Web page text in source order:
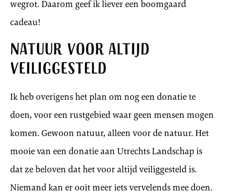
wegrot. Daarom geef ik liever een boomgaard
cadeau!
Natuur voor altijd
veiliggesteld
Ik heb overigens het plan om nog een donatie te
doen, voor een rustgebied waar geen mensen mogen
komen. Gewoon natuur, alleen voor de natuur. Het
mooie van een donatie aan Utrechts Landschap is
dat ze beloven dat het voor altijd veiliggesteld is.
Niemand kan er ooit meer iets vervelends mee doen.